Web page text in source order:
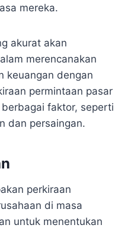
mereka.
akurat akan
merencanakan
keuangan dengan
permintaan pasar
faktor, seperti
dan persaingan.
perkiraan
di masa
untuk menentukan